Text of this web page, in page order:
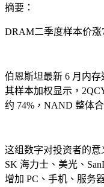
摘要：
DRAM二季度样本价
伯恩斯坦最新 6 月内
其样本加权显示，
约 74%，NAND 整体
这组数字对投资者的意
SK 海力士、美光、
增加 PC、手机、服务